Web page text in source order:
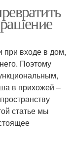
при входе в дом,
Поэтому
в прихожей –
статье мы